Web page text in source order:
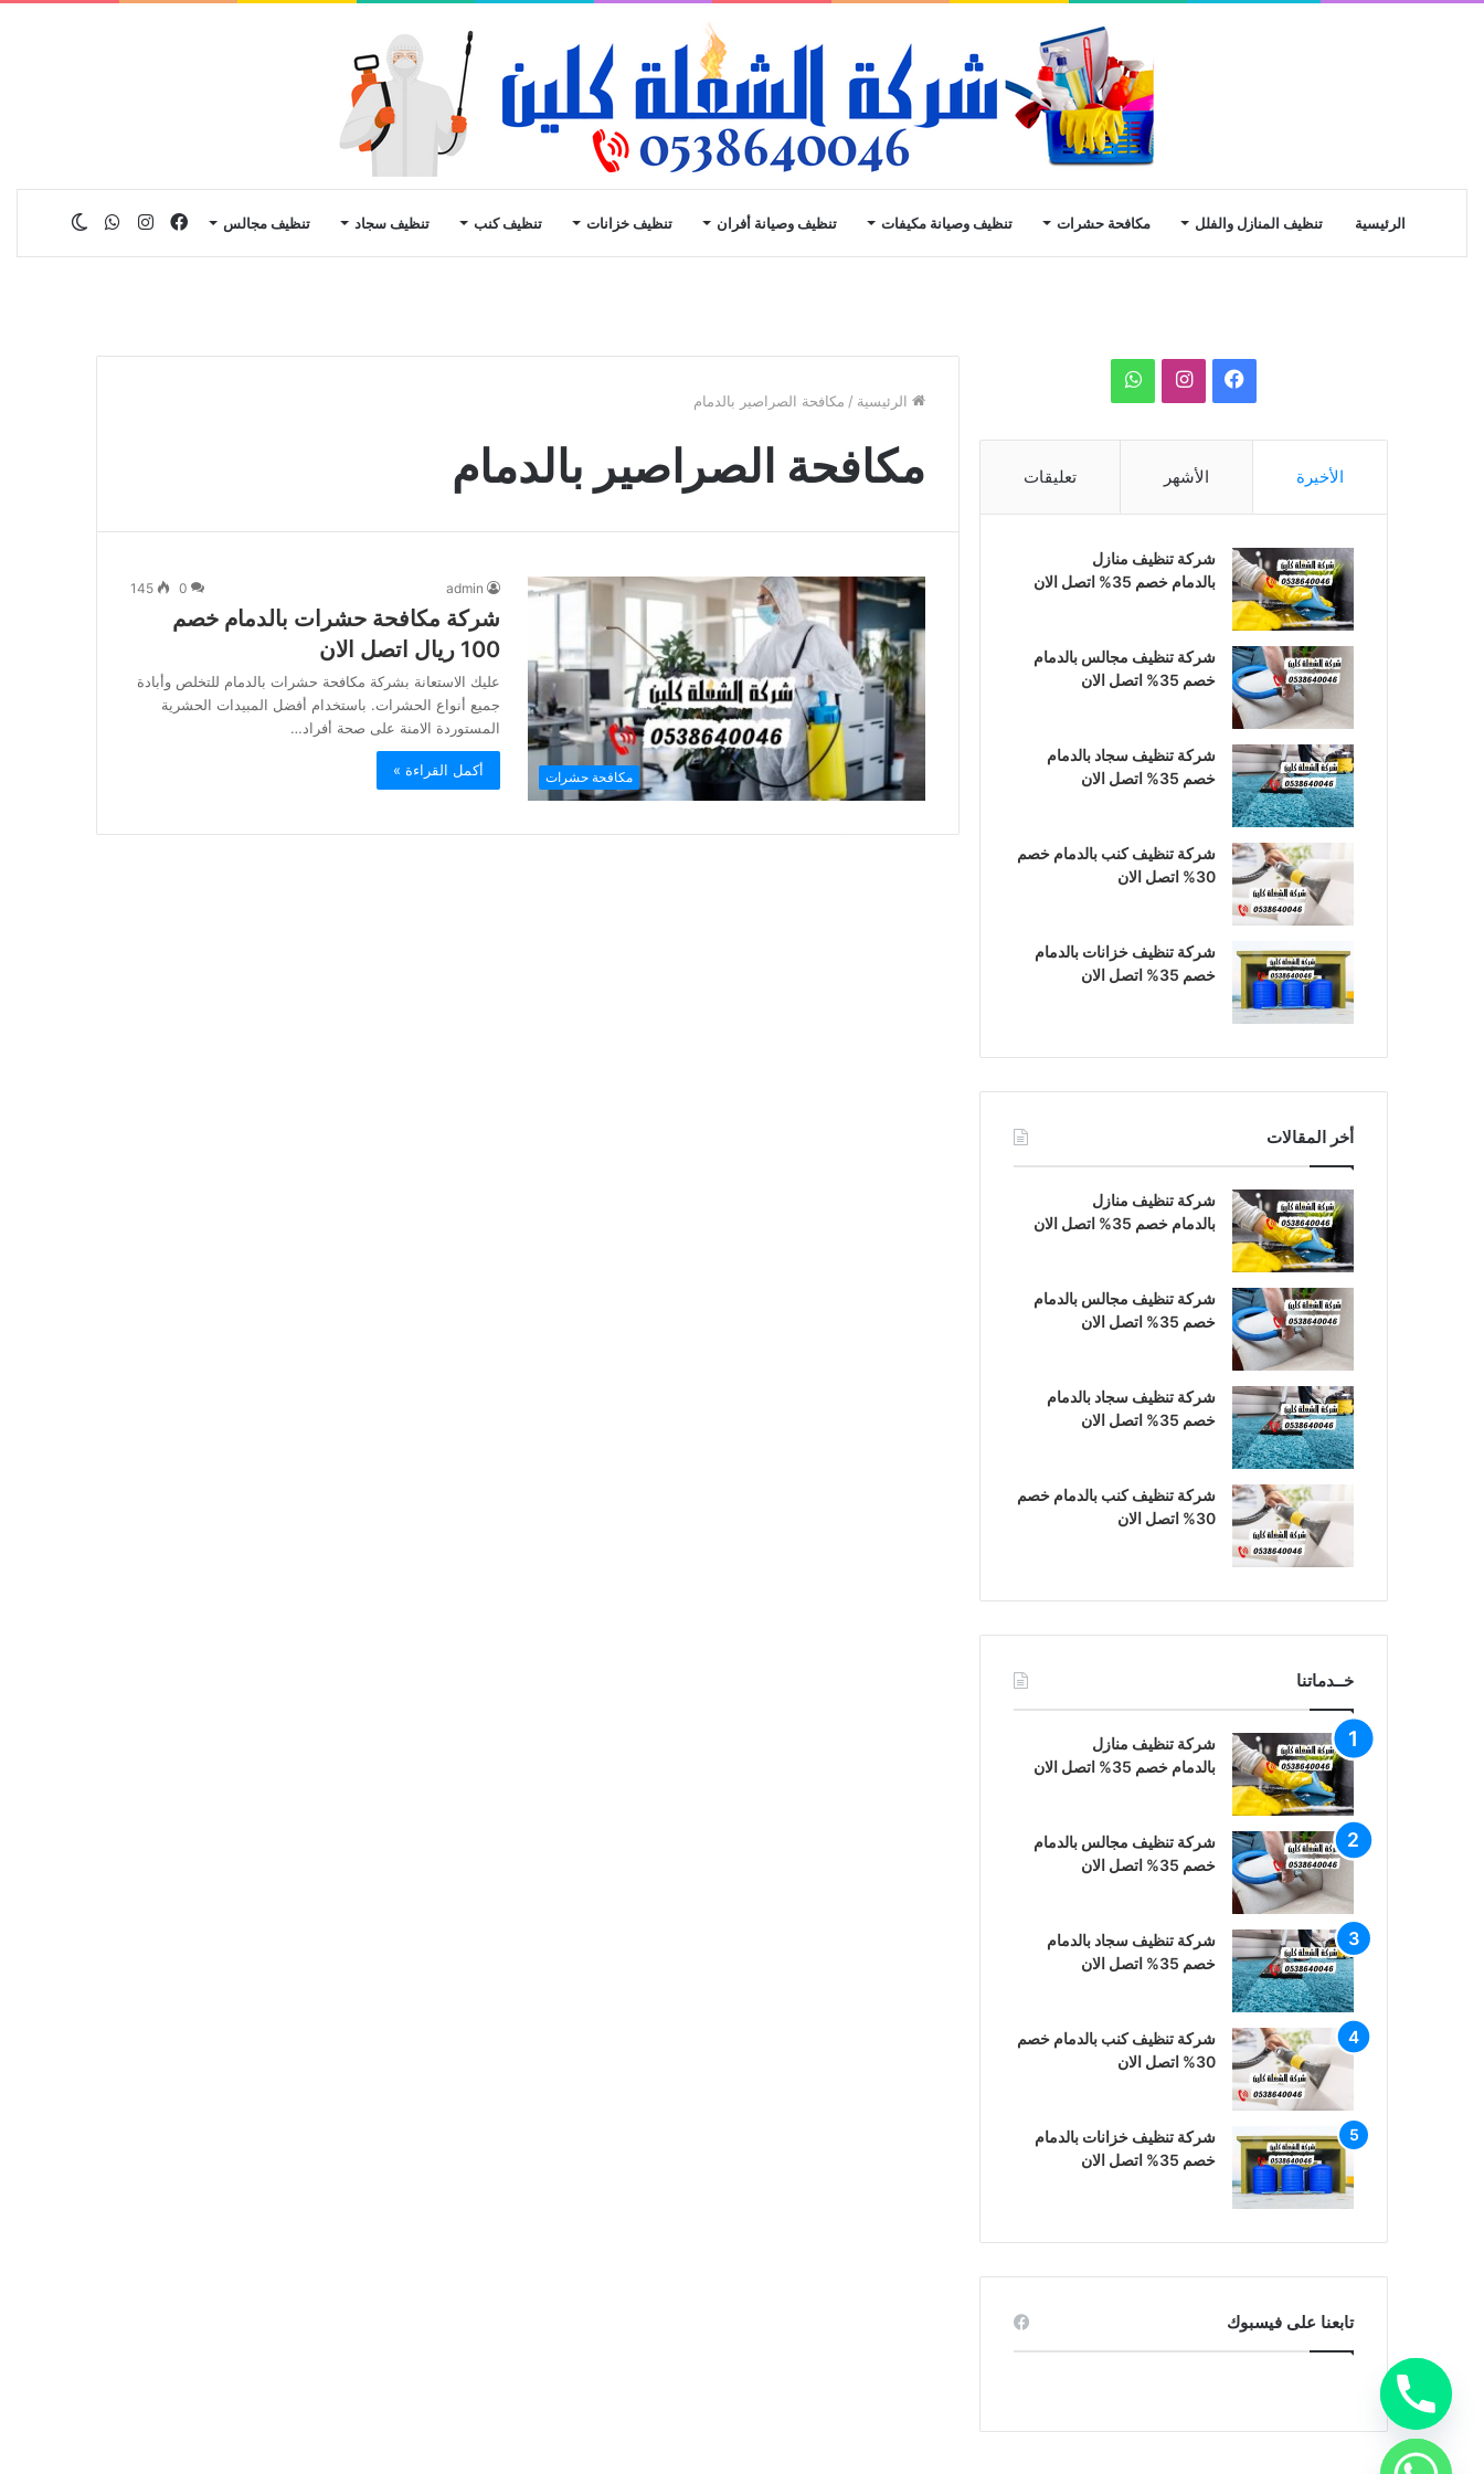
الرئيسية تنظيف المنازل والفلل مكافحة حشرات تنظيف وصيانة مكيفات تنظيف وصيانة أفران تنظيف خزانات تنظيف كنب تنظيف سجاد تنظيف مجالس واتساب
انستقرامفيسبوك
الرئيسية / مكافحة الصراصير بالدمام
مكافحة الصراصير بالدمام
مكافحة حشرات
admin
0
145
شركة مكافحة حشرات بالدمام خصم
100 ريال اتصل الان
عليك الاستعانة بشركة مكافحة حشرات بالدمام للتخلص وأبادة
جميع أنواع الحشرات. باستخدام أفضل المبيدات الحشرية
المستوردة الامنة على صحة أفراد…
أكمل القراءة »
س
ب
و
ت
ق
م
س
ا
الأخيرة الأشهر تعليقات
شركة تنظيف منازل
بالدمام خصم 35% اتصل الان
شركة تنظيف مجالس بالدمام
خصم 35% اتصل الان
شركة تنظيف سجاد بالدمام
خصم 35% اتصل الان
شركة تنظيف كنب بالدمام خصم
30% اتصل الان
شركة تنظيف خزانات بالدمام
خصم 35% اتصل الان
أخر المقالات
شركة تنظيف منازل
بالدمام خصم 35% اتصل الان
شركة تنظيف مجالس بالدمام
خصم 35% اتصل الان
شركة تنظيف سجاد بالدمام
خصم 35% اتصل الان
شركة تنظيف كنب بالدمام خصم
30% اتصل الان
خــدماتنا
شركة تنظيف منازل
بالدمام خصم 35% اتصل الان
شركة تنظيف مجالس بالدمام
خصم 35% اتصل الان
شركة تنظيف سجاد بالدمام
خصم 35% اتصل الان
شركة تنظيف كنب بالدمام خصم
30% اتصل الان
شركة تنظيف خزانات بالدمام
خصم 35% اتصل الان
تابعنا على فيسبوك